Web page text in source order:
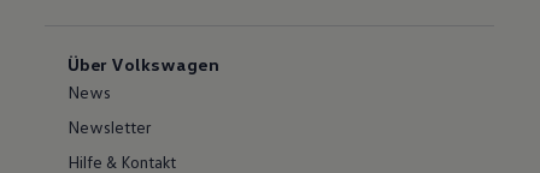
Über Volkswagen
News
Newsletter
Hilfe & Kontakt